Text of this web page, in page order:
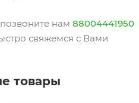
нам 88004441950
свяжемся с Вами
товары